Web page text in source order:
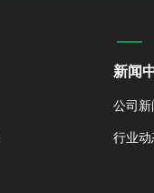
新闻
公司新
行业动